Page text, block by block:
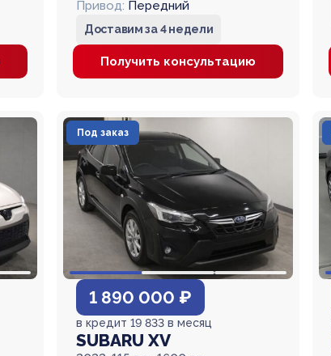
Привод: Передний
Доставим за 4 недели
Получить консультацию
Под заказ
1 890 000 ₽
в кредит 19 833 в месяц
SUBARU XV